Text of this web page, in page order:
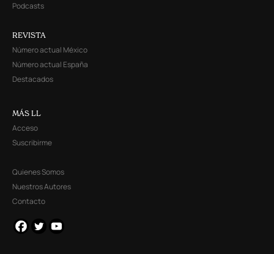
Podcasts
REVISTA
Número actual México
Número actual España
Destacados
MÁS LL
Acceso
Suscribirme
Quienes Somos
Nuestros Autores
Contacto